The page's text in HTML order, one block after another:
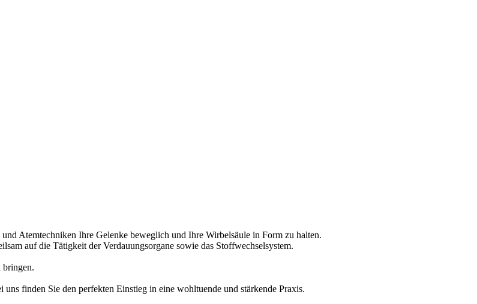
Atemtechniken Ihre Gelenke beweglich und Ihre Wirbelsäule in Form zu halten.
auf die Tätigkeit der Verdauungsorgane sowie das Stoffwechselsystem.
bringen.
finden Sie den perfekten Einstieg in eine wohltuende und stärkende Praxis.